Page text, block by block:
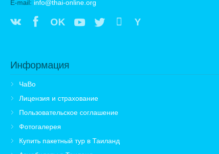
E-mail: info@thai-online.org
OK Y
Информация
ЧаВо
Лицензия и страхование
Пользовательское соглашение
Фотогалерея
Купить пакетный тур в Таиланд